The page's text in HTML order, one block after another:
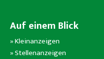
Auf einem Blick
»Kleinanzeigen
»Stellenanzeigen